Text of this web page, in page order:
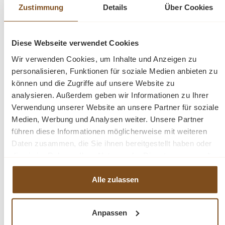
Zustimmung Details Über Cookies
Diese Webseite verwendet Cookies
Wir verwenden Cookies, um Inhalte und Anzeigen zu
personalisieren, Funktionen für soziale Medien anbieten zu
können und die Zugriffe auf unsere Website zu
analysieren. Außerdem geben wir Informationen zu Ihrer
Verwendung unserer Website an unsere Partner für soziale
Medien, Werbung und Analysen weiter. Unsere Partner
führen diese Informationen möglicherweise mit weiteren
Daten zusammen, die Sie ihnen bereitgestellt haben oder
haben.
Alle zulassen
Anpassen
Abmessung:Höhe 81 - Breite 350 - Tiefe Ottomane R
217 cm - Tiefe Lounge L 156 cm
Höhe 81 cm - Tiefe 88 cm - Sitztiefe 60 cm
Fragen zum Produkt?
Produktinformationen "Leeds Loungesofa
lieferbar"
Produktgalerie überspringen
Ähnliche Produkte